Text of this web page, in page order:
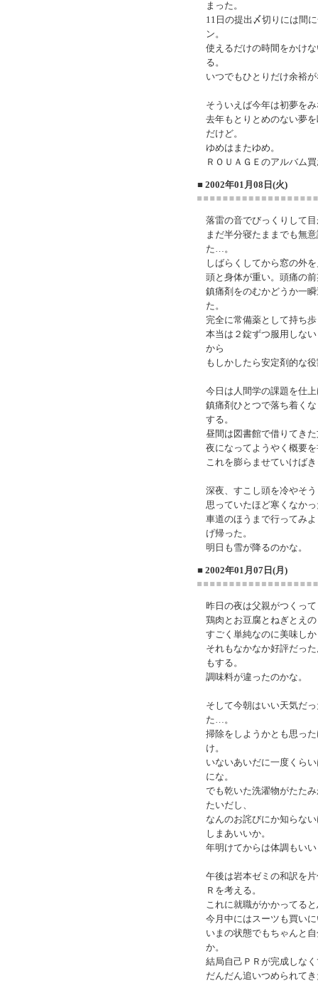
まった。
11日の提出〆切りには間
ン。
使えるだけの時間をかけ
る。
いつでもひとりだけ余裕
そういえば今年は初夢を
去年もとりとめのない夢
だけど。
ゆめはまたゆめ。
ＲＯＵＡＧＥのアルバム
■ 2002年01月08日(火)
落雷の音でびっくりして
まだ半分寝たままでも無
た…。
しばらくしてから窓の外
頭と身体が重い。頭痛の
鎮痛剤をのむかどうか一
た。
完全に常備薬として持ち
本当は２錠ずつ服用しな
から
もしかしたら安定剤的な
今日は人間学の課題を仕
鎮痛剤ひとつで落ち着く
する。
昼間は図書館で借りてき
夜になってようやく概要
これを膨らませていけば
深夜、すこし頭を冷やそ
思っていたほど寒くなか
車道のほうまで行ってみ
げ帰った。
明日も雪が降るのかな。
■ 2002年01月07日(月)
昨日の夜は父親がつくっ
鶏肉とお豆腐とねぎとえ
すごく単純なのに美味し
それもなかなか好評だっ
もする。
調味料が違ったのかな。
そして今朝はいい天気だ
た…。
掃除をしようかとも思っ
け。
いないあいだに一度くら
にな。
でも乾いた洗濯物がたた
たいだし、
なんのお詫びにか知らな
しまあいいか。
年明けてからは体調もい
午後は岩本ゼミの和訳を
Ｒを考える。
これに就職がかかってる
今月中にはスーツも買い
いまの状態でもちゃんと
か。
結局自己ＰＲが完成しな
だんだん追いつめられて